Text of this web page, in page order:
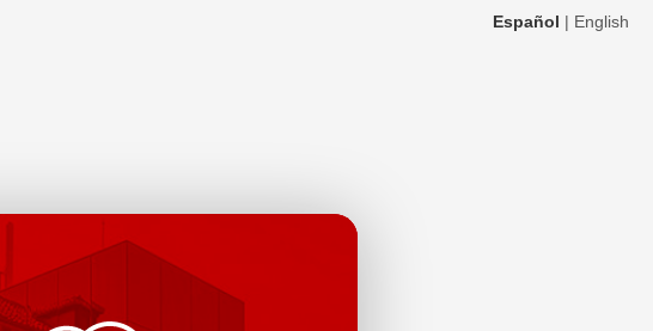
Español | English